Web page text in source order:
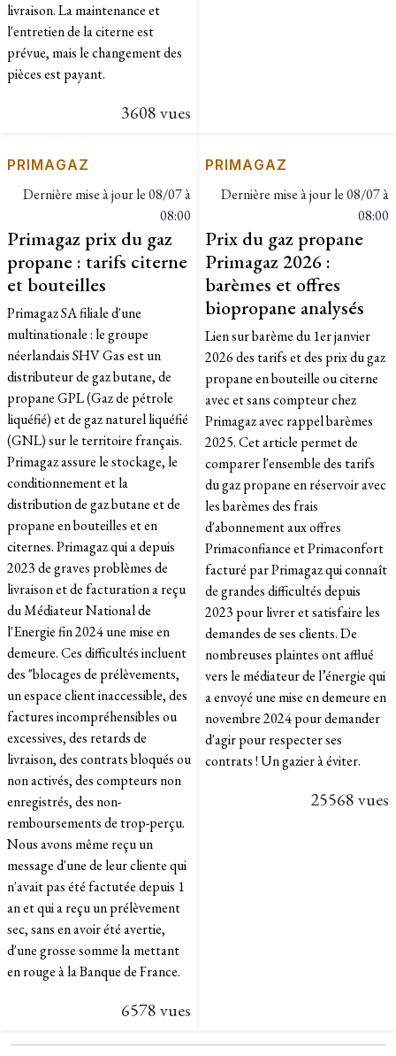
livraison. La maintenance et
l'entretien de la citerne est
prévue, mais le changement des
pièces est payant.
3608 vues
PRIMAGAZ
Dernière mise à jour le08/07 à
08:00
Primagaz prix du gaz
propane : tarifs citerne
et bouteilles
Primagaz SA filiale d'une
multinationale : le groupe
néerlandais SHV Gas est un
distributeur de gaz butane, de
propane GPL (Gaz de pétrole
liquéfié) et de gaz naturel liquéfié
(GNL) sur le territoire français.
Primagaz assure le stockage, le
conditionnement et la
distribution de gaz butane et de
propane en bouteilles et en
citernes. Primagaz qui a depuis
2023 de graves problèmes de
livraison et de facturation a reçu
du Médiateur National de
l'Energie fin 2024 une mise en
demeure. Ces difficultés incluent
des "blocages de prélèvements,
un espace client inaccessible, des
factures incompréhensibles ou
excessives, des retards de
livraison, des contrats bloqués ou
non activés, des compteurs non
enregistrés, des non-
remboursements de trop-perçu.
Nous avons même reçu un
message d'une de leur cliente qui
n'avait pas été factutée depuis 1
an et qui a reçu un prélèvement
sec, sans en avoir été avertie,
d'une grosse somme la mettant
en rouge à la Banque de France.
6578 vues
PRIMAGAZ
Dernière mise à jour le08/07 à
08:00
Prix du gaz propane
Primagaz 2026 :
barèmes et offres
biopropane analysés
Lien sur barème du 1er janvier
2026 des tarifs et des prix du gaz
propane en bouteille ou citerne
avec et sans compteur chez
Primagaz avec rappel barèmes
2025. Cet article permet de
comparer l'ensemble des tarifs
du gaz propane en réservoir avec
les barèmes des frais
d'abonnement aux offres
Primaconfiance et Primaconfort
facturé par Primagaz qui connaît
de grandes difficultés depuis
2023 pour livrer et satisfaire les
demandes de ses clients. De
nombreuses plaintes ont afflué
vers le médiateur de l’énergie qui
a envoyé une mise en demeure en
novembre 2024 pour demander
d'agir pour respecter ses
contrats ! Un gazier à éviter.
25568 vues